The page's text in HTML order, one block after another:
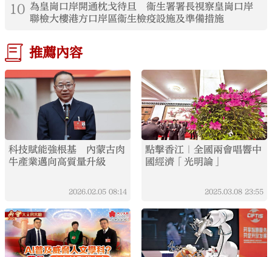
10 為皇崗口岸開通枕戈待旦 衞生署署長視察皇崗口岸
聯檢大樓港方口岸區衞生檢疫設施及準備措施
推薦內容
科技賦能強根基 內蒙古肉
牛產業邁向高質量升級
2026.02.05 08:14
點擊香江｜全國兩會唱響中
國經濟「光明論」
2025.03.08 23:55